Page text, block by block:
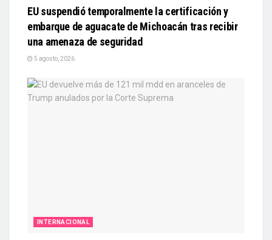
EU suspendió temporalmente la certificación y
embarque de aguacate de Michoacán tras recibir
una amenaza de seguridad
5 agosto, 2026
INTERNACIONAL